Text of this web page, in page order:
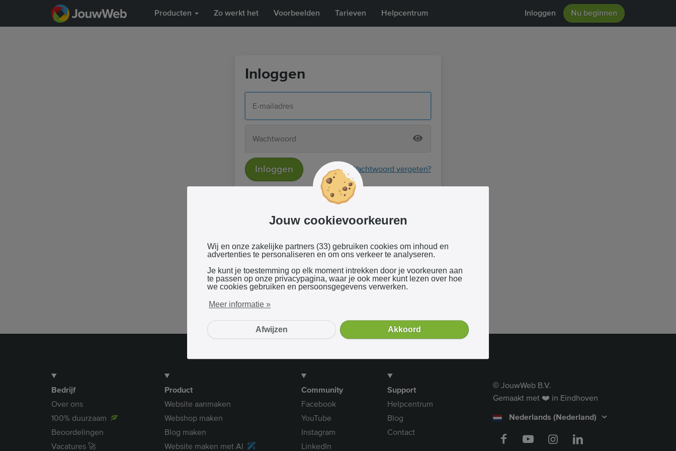
Producten Zo werkt het Voorbeelden Tarieven Helpcentrum Inloggen Nu beginnen
Inloggen
Inloggen Wachtwoord vergeten?
of
Bij gebruik van onze dienst ga je akkoord met onze
algemene voorwaarden
Bedrijf
Over ons
100% duurzaam
Beoordelingen
Vacatures 🚀
Product
Website aanmaken
Webshop maken
Blog maken
Website maken met AI
Community
Facebook
YouTube
Instagram
LinkedIn
Support
Helpcentrum
Blog
Contact
© JouwWeb B.V.
Gemaakt met ❤️ in Eindhoven
Nederlands (Nederland)
Jouw cookievoorkeuren
Wij en onze zakelijke partners (33) gebruiken cookies om inhoud en
advertenties te personaliseren en om ons verkeer te analyseren.
Je kunt je toestemming op elk moment intrekken door je voorkeuren aan
te passen op onze privacypagina, waar je ook meer kunt lezen over hoe
we cookies gebruiken en persoonsgegevens verwerken.
Meer informatie »
Afwijzen Akkoord